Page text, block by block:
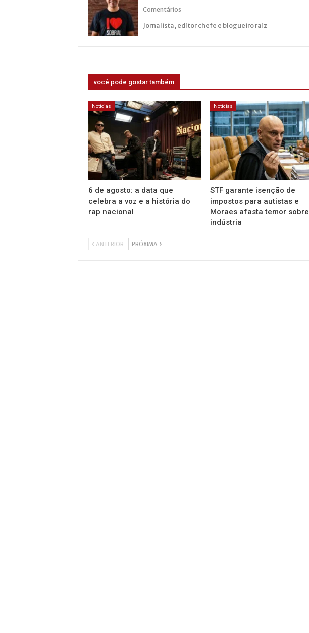
Comentários
Jornalista, editor chefe e blogueiro raiz
você pode gostar também
Notícias
6 de agosto: a data que
celebra a voz e a história do
rap nacional
Notícias
STF garante isenção de
impostos para autistas e
Moraes afasta temor sobre
indústria
ANTERIOR PRÓXIMA